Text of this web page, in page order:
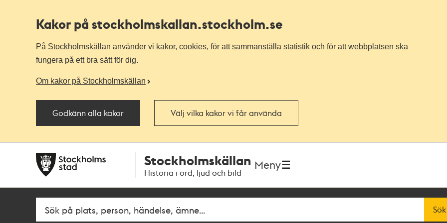
Kakor på stockholmskallan.stockholm.se
På Stockholmskällan använder vi kakor, cookies, för att sammanställa statistik och för att webbplatsen ska
fungera på ett bra sätt för dig.
Om kakor på Stockholmskällan
Godkänn alla kakor Välj vilka kakor vi får använda
navigationen
huvudinnehållet
Stockholmskällan
Historia i ord, ljud och bild
Meny
Fritextsök Sök